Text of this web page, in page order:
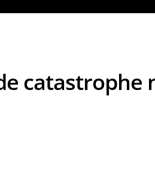
catastrophe